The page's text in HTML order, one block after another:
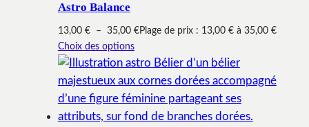
Astro Balance
13,00 € – 35,00 €Plage de prix : 13,00 € à 35,00 €
Choix des options